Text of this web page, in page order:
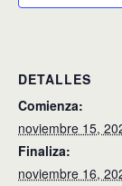
DETALLES
Comienza:
noviembre 15,
Finaliza:
noviembre 16,